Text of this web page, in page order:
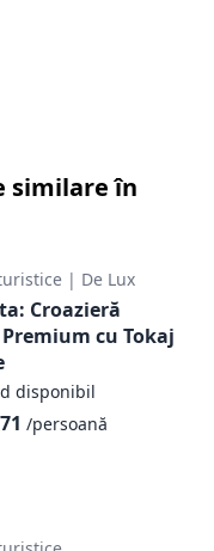
va părăsi
similare în
| De Lux
Croazieră
cu Tokaj
disponibil
/persoană